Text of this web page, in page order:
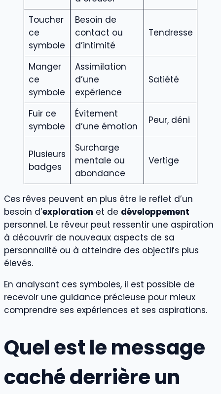
Toucher
ce
symbole
Besoin de
contact ou
d’intimité
Tendresse
Manger
ce
symbole
Assimilation
d’une
expérience
Satiété
Fuir ce
symbole
Évitement
d’une émotion
Peur, déni
Plusieurs
badges
Surcharge
mentale ou
abondance
Vertige
Ces rêves peuvent en plus être le reflet d’un
besoin d’exploration et de développement
personnel. Le rêveur peut ressentir une aspiration
à découvrir de nouveaux aspects de sa
personnalité ou à atteindre des objectifs plus
élevés.
En analysant ces symboles, il est possible de
recevoir une guidance précieuse pour mieux
comprendre ses expériences et ses aspirations.
Quel est le message
caché derrière un